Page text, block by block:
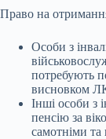
Право на
Особи з
потребують
висновком
Інші особи з
пенсію за
самотніми та